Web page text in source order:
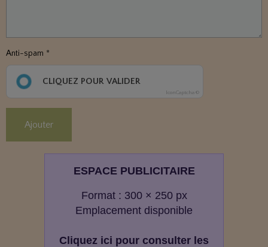
Anti-spam
CLIQUEZ POUR VALIDER
IconCaptcha ©
Ajouter
ESPACE PUBLICITAIRE
Format : 300 × 250 px
Emplacement disponible
Cliquez ici pour consulter les